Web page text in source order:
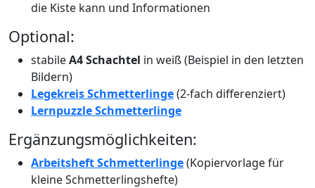
die Kiste kann und Informationen
Optional:
stabileA4 Schachtel in weiß (Beispiel in den letzten
Bildern)
Legekreis Schmetterlinge(2-fach differenziert)
Lernpuzzle Schmetterlinge
Ergänzungsmöglichkeiten:
Arbeitsheft Schmetterlinge(Kopiervorlage für
kleine Schmetterlingshefte)